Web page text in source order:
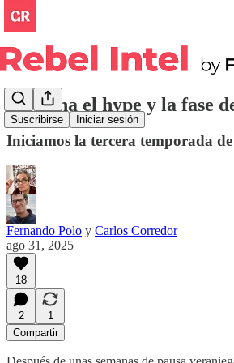
Suscribirse Iniciar sesión
Termina el hype y la fase
Iniciamos la tercera temporada
Fernando Polo y Carlos Corredor
ago 31, 2025
18
2
1
Compartir